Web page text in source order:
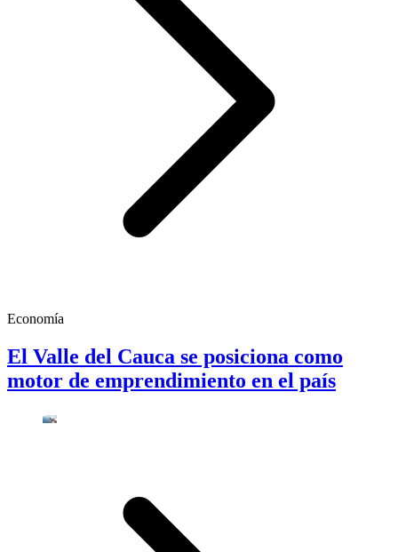
Economía
El Valle del Cauca se posiciona como
motor de emprendimiento en el país